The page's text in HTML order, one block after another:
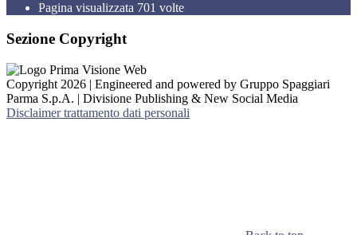
Pagina visualizzata 701 volte
Sezione Copyright
Copyright 2026 | Engineered and powered by Gruppo Spaggiari
Parma S.p.A. | Divisione Publishing & New Social Media
Disclaimer trattamento dati personali